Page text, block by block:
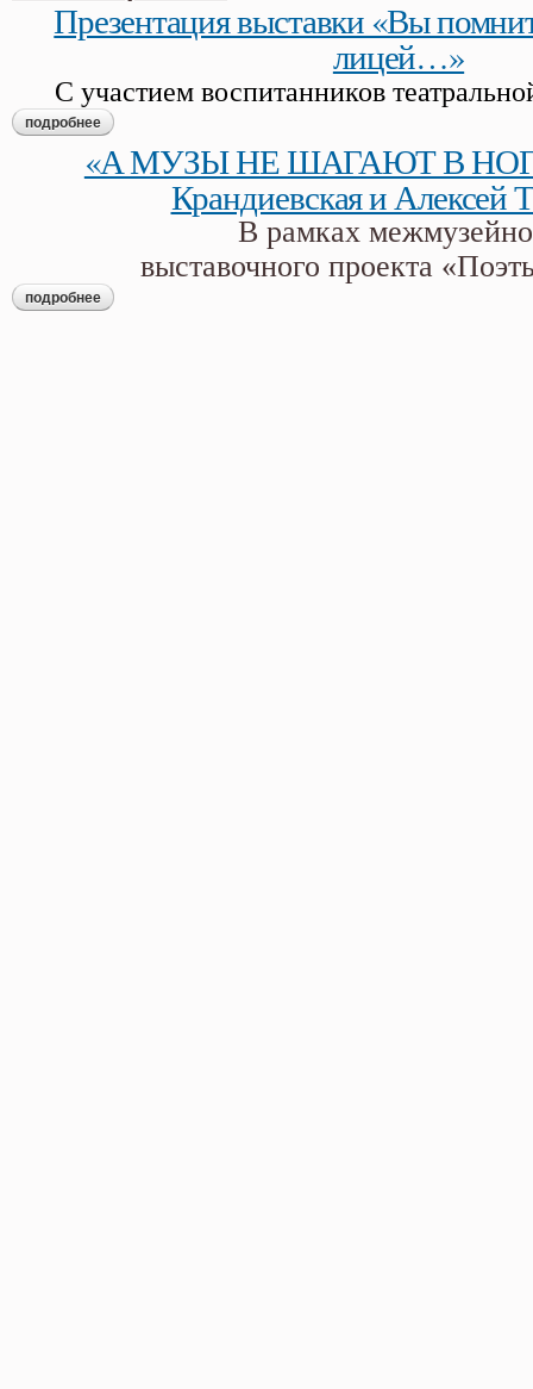
Презентация выставки «Вы
лицей…»
С участием воспитанников
подробнее о презентация выставки «вы помните: когда возник
«А МУЗЫ НЕ ШАГАЮТ В
Крандиевская и Алексей
В рамках
выставочного проекта
подробнее о «а музы не шагают в ногу...» наталья крандиевская и